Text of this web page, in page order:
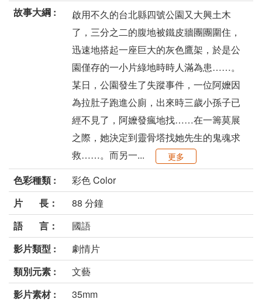
故事大綱 :
啟用不久的台北縣四號公園又大興土木
了，三分之二的腹地被鐵皮牆團團圍住，
迅速地搭起一座巨大的灰色鷹架，於是公
園僅存的一小片綠地時時人滿為患……。
某日，公園發生了失蹤事件，一位阿嬤因
為拉肚子跑進公廁，出來時三歲小孫子已
經不見了，阿嬤發瘋地找……在一籌莫展
之際，她決定到靈骨塔找她先生的鬼魂求
救……。而另一...
更多
色彩種類 :
彩色 Color
片 長：
88 分鐘
語 言：
國語
影片類型 :
劇情片
類別元素 :
文藝
影片素材 :
35mm